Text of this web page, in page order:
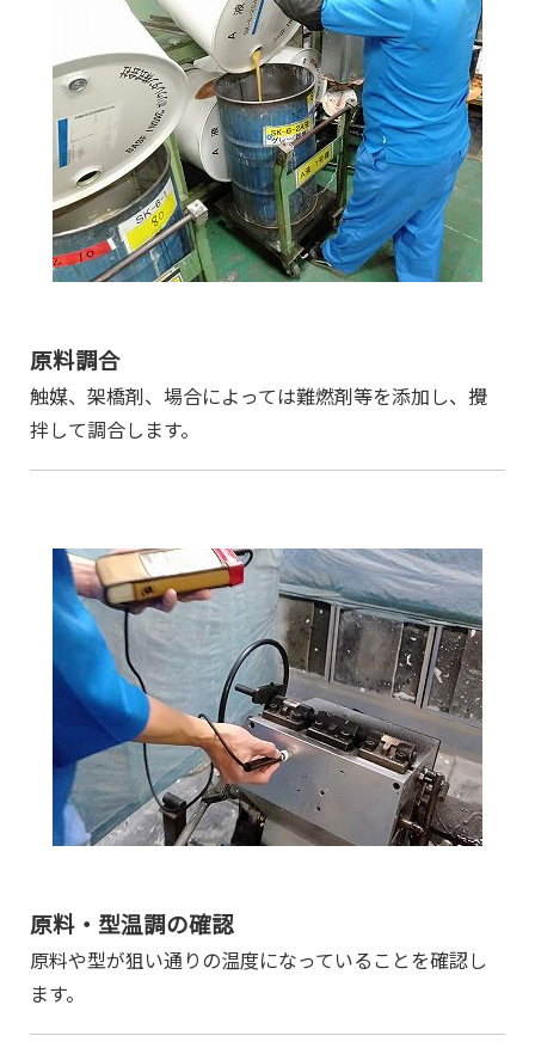
原料調合
触媒、架橋剤、場合によっては難燃剤等を添加し、攪
拌して調合します。
原料・型温調の確認
原料や型が狙い通りの温度になっていることを確認し
ます。